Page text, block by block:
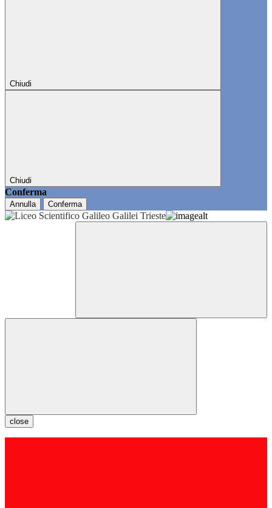
Chiudi
Chiudi
Conferma
Annulla Conferma
close